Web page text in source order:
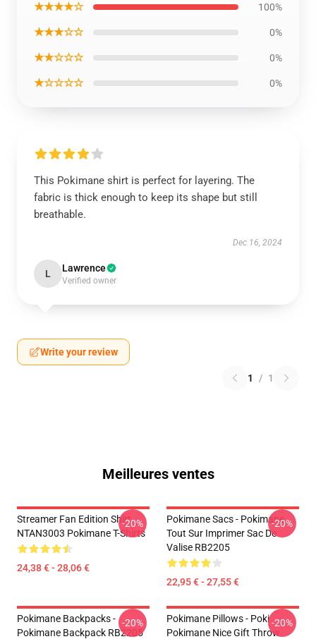
★★★★☆ 100%
★★★☆☆ 0%
★★☆☆☆ 0%
★☆☆☆☆ 0%
This Pokimane shirt is perfect for layering. The
fabric is thick enough to keep its shape but still
breathable.
Dec 16, 2024
L Lawrence
Verified owner
Write your review
1 / 1
Meilleures ventes
Streamer Fan Edition Shirt
NTAN3003 Pokimane T-Shirts
24,38 € - 28,06 €
-20%
Pokimane Sacs - Pokimane
Tout Sur Imprimer Sac De
Valise RB2205
22,95 € - 27,55 €
-20%
Pokimane Backpacks -
Pokimane Backpack RB2205
-20%
Pokimane Pillows - Poki
Pokimane Nice Gift Throw
-20%